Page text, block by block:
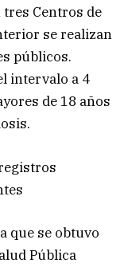
Centros de
se realizan
públicos.
intervalo a 4
de 18 años
que se obtuvo
Pública